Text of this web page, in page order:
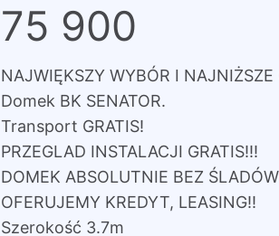
75 900
NAJWIĘKSZY WYBÓR I
Domek BK SENATOR.
Transport GRATIS!
PRZEGLAD INSTALACJI GRATIS!!!
DOMEK ABSOLUTNIE BEZ
OFERUJEMY KREDYT, LEASING!!
Szerokość 3.7m